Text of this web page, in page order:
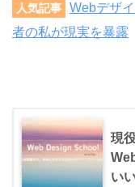
人気記事
Webデザ
者の私が現実を暴露
現
いい